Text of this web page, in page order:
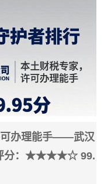
可办理能手——武汉
评分：★★★★☆ 99.